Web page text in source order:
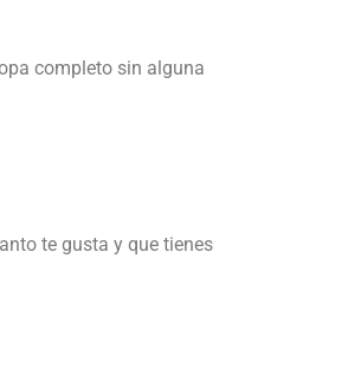
completo sin alguna
te gusta y que tienes